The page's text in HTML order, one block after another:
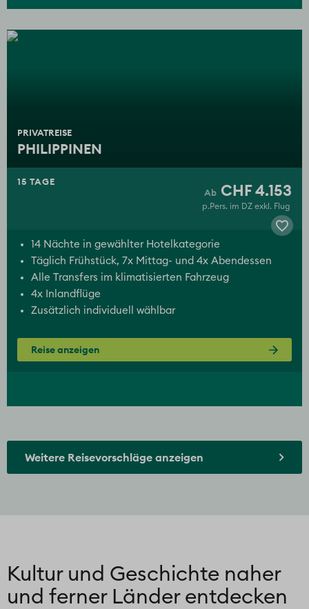
PRIVATREISE
PHILIPPINEN
15 TAGE CHF 4.153
p.Pers. im DZ exkl. Flug
14 Nächte in gewählter Hotelkategorie
Täglich Frühstück, 7x Mittag- und 4x Abendessen
Alle Transfers im klimatisierten Fahrzeug
4x Inlandflüge
Zusätzlich individuell wählbar
Reise anzeigen
Weitere Reisevorschläge anzeigen
Kultur und Geschichte naher
und ferner Länder entdecken